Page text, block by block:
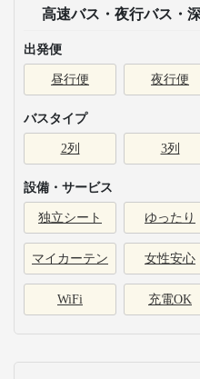
高速バス・夜行バス・
出発便
昼行便 夜行便
バスタイプ
2列 3列
設備・サービス
独立シート ゆったり
マイカーテン 女性安心
WiFi 充電OK